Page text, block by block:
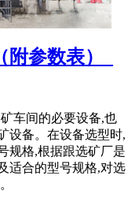
参数表）_
车间的必要设备,也
设备。在设备选型时,
规格,根据跟选矿厂是
适合的型号规格,对选